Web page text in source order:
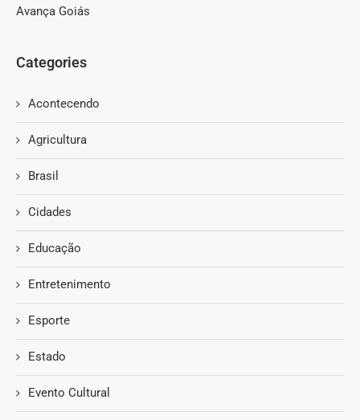
Avança Goiás
Categories
Acontecendo
Agricultura
Brasil
Cidades
Educação
Entretenimento
Esporte
Estado
Evento Cultural